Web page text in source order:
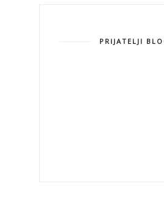
PRIJATELJI